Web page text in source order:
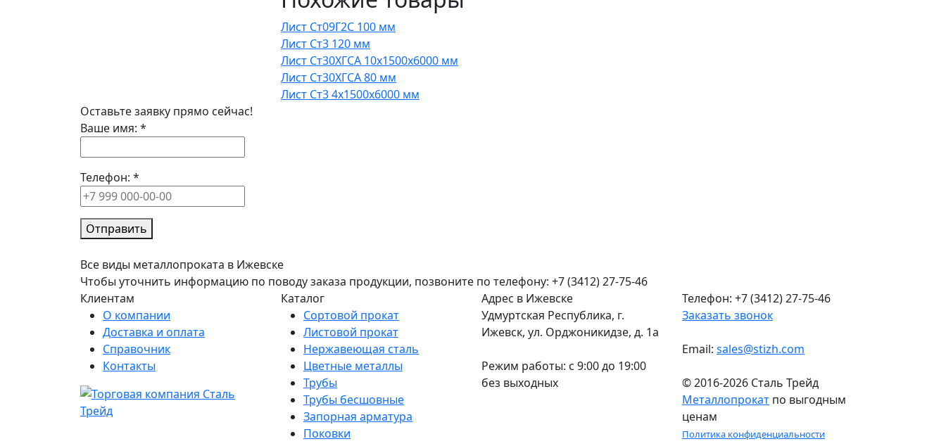
Лист Ст09Г2С 100 мм
Лист Ст3 120 мм
Лист Ст30ХГСА 10x1500x6000 мм
Лист Ст30ХГСА 80 мм
Лист Ст3 4x1500x6000 мм
Оставьте заявку прямо сейчас!
Ваше имя: *
Телефон: *
Отправить
Все виды металлопроката в Ижевске
Чтобы уточнить информацию по поводу заказа продукции, позвоните по телефону: +7 (3412) 27-75-46
Клиентам
О компании
Доставка и оплата
Справочник
Контакты
Каталог
Сортовой прокат
Листовой прокат
Нержавеющая сталь
Цветные металлы
Трубы
Трубы бесшовные
Запорная арматура
Поковки
Адрес в Ижевске
Удмуртская Республика, г.
Ижевск, ул. Орджоникидзе, д. 1а
Режим работы: c 9:00 до 19:00
без выходных
Телефон: +7 (3412) 27-75-46
Заказать звонок
Email: sales@stizh.com
© 2016-2026 Сталь Трейд
Металлопрокат по выгодным
ценам
Политика конфиденциальности